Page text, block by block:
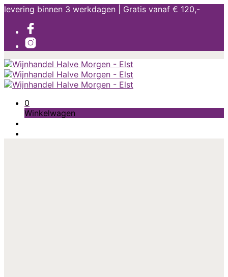
levering binnen 3 werkdagen | Gratis vanaf € 120,-
0
Winkelwagen